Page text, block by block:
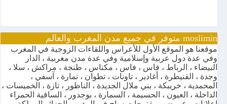
moslimin متوفر في جميع مدن المغرب والعالم
موقعنا هو الموقع الأول للأعراس واللقاءات الزوجية في المغرب
وفي عدة دول عربية وإسلامية وفي عدة مدن مغربية ، الدار
البيضاء ، الرباط ، فاس ، فاس ، مكناس ، طنجة ، مراكش ، سلا ،
وجدة ، القنيطرة ، أغادير ، تاونات ، تطوان ، تمارة ، آسفي ،
المحمدية ، خريبكة ، بني ملال الجديدة ، الناظور ، تازة ، الخميسات ،
الداخلة ، العيون ، الحسيمة ، السمارة ، بوجدور ، الساقية الحمراء